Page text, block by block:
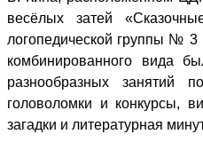
весёлых затей
логопедической группы №
комбинированного вида
разнообразных занятий
головоломки и конкурсы,
загадки и литературная